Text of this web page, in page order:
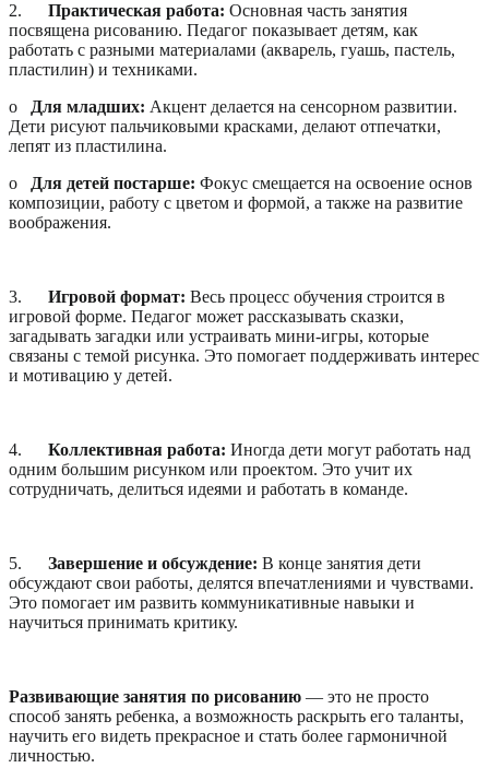
2. Практическая работа: Основная часть занятия
посвящена рисованию. Педагог показывает детям, как
работать с разными материалами (акварель, гуашь, пастель,
пластилин) и техниками.
o
Для младших: Акцент делается на сенсорном развитии.
Дети рисуют пальчиковыми красками, делают отпечатки,
лепят из пластилина.
o
Для детей постарше: Фокус смещается на освоение основ
композиции, работу с цветом и формой, а также на развитие
воображения.
3. Игровой формат: Весь процесс обучения строится в
игровой форме. Педагог может рассказывать сказки,
загадывать загадки или устраивать мини-игры, которые
связаны с темой рисунка. Это помогает поддерживать интерес
и мотивацию у детей.
4. Коллективная работа: Иногда дети могут работать над
одним большим рисунком или проектом. Это учит их
сотрудничать, делиться идеями и работать в команде.
5. Завершение и обсуждение: В конце занятия дети
обсуждают свои работы, делятся впечатлениями и чувствами.
Это помогает им развить коммуникативные навыки и
научиться принимать критику.
Развивающие занятия по рисованию — это не просто
способ занять ребенка, а возможность раскрыть его таланты,
научить его видеть прекрасное и стать более гармоничной
личностью.